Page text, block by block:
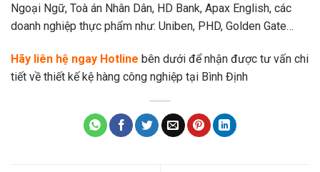
Ngoại Ngữ, Toà án Nhân Dân, HD Bank, Apax English, các
doanh nghiệp thực phẩm như: Uniben, PHD, Golden Gate…
Hãy liên hệ ngay Hotline bên dưới để nhận được tư vấn chi
tiết về thiết kế kệ hàng công nghiệp tại Bình Định